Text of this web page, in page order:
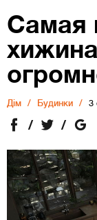
Самая
Дiм Будинки 3